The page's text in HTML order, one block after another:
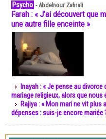
Psycho -Abdelnour Zahrali
Farah : « J’ai découvert que
une autre fille enceinte »
Inayah : « Je pense au
mariage religieux, alors que nous
Rajiya : « Mon mari ne vit
dépenses : suis-je encore mariée